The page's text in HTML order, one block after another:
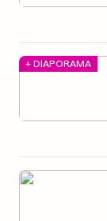
+ DIAPORAMA